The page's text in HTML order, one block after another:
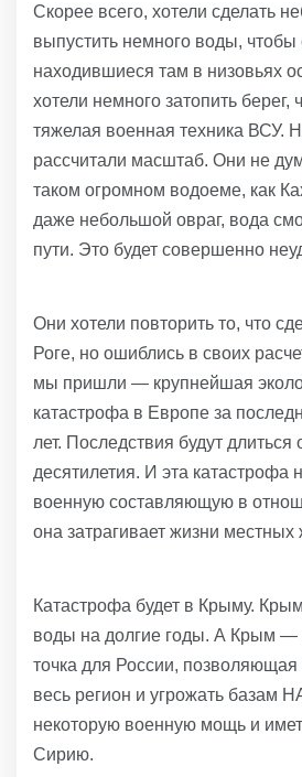
Скорее всего, хотели сделать
выпустить немного воды,
находившиеся там в низовьях
хотели немного затопить
тяжелая военная техника ВСУ.
рассчитали масштаб. Они не
таком огромном водоеме, как
даже небольшой овраг, вода
пути. Это будет совершенно
Они хотели повторить то, что
Роге, но ошиблись в своих
мы пришли — крупнейшая
катастрофа в Европе за
лет. Последствия будут
десятилетия. И эта катастрофа
военную составляющую в
она затрагивает жизни местных
Катастрофа будет в Крыму.
воды на долгие годы. А Крым —
точка для России, позволяющая
весь регион и угрожать базам
некоторую военную мощь и
Сирию.